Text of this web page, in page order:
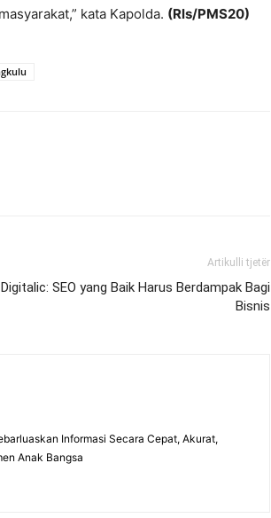
kata Kapolda. (Rls/PMS20)
Artikulli tjetër
Digitalic: SEO yang Baik Harus Berdampak Bagi
Bisnis
Informasi Secara Cepat, Akurat,
Anak Bangsa